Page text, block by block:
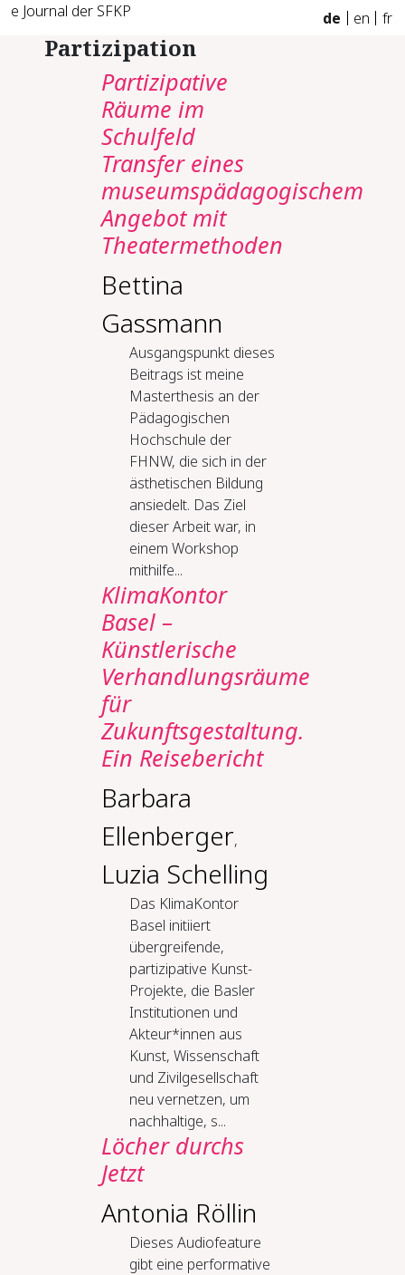
e Journal der SFKP de en fr
Partizipation
Partizipative
Räume im
Schulfeld
Transfer eines
museumspädagogischem
Angebot mit
Theatermethoden
Bettina
Gassmann
Ausgangspunkt dieses
Beitrags ist meine
Masterthesis an der
Pädagogischen
Hochschule der
FHNW, die sich in der
ästhetischen Bildung
ansiedelt. Das Ziel
dieser Arbeit war, in
einem Workshop
mithilfe...
KlimaKontor
Basel –
Künstlerische
Verhandlungsräume
für
Zukunftsgestaltung.
Ein Reisebericht
Barbara
Ellenberger,
Luzia Schelling
Das KlimaKontor
Basel initiiert
übergreifende,
partizipative Kunst-
Projekte, die Basler
Institutionen und
Akteur*innen aus
Kunst, Wissenschaft
und Zivilgesellschaft
neu vernetzen, um
nachhaltige, s...
Löcher durchs
Jetzt
Antonia Röllin
Dieses Audiofeature
gibt eine performative